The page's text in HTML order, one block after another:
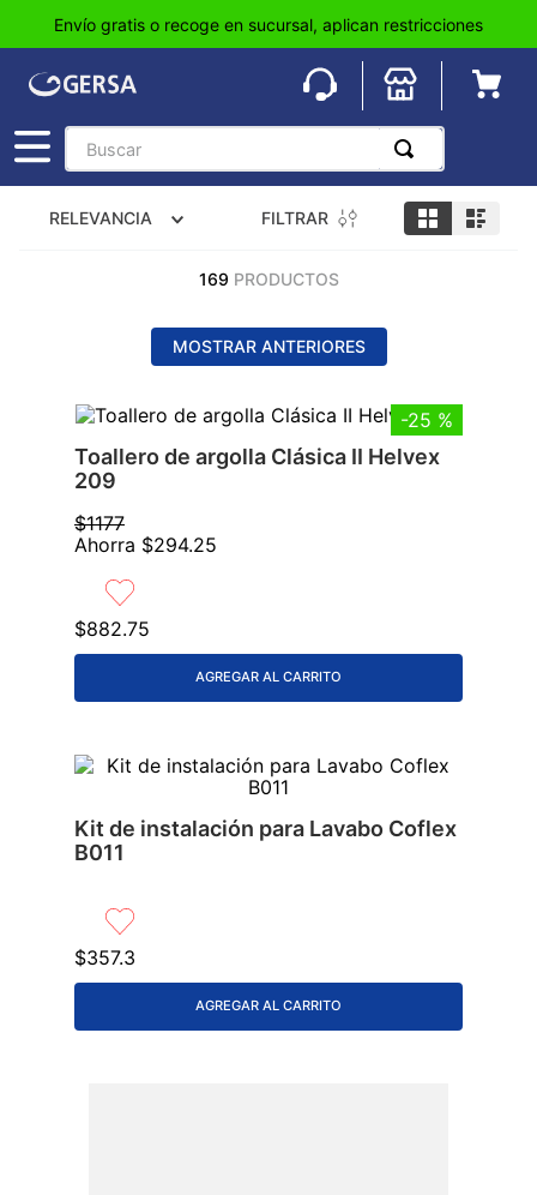
Envío gratis o recoge en sucursal, aplican restricciones
Buscar
RELEVANCIA FILTRAR
169 PRODUCTOS
MOSTRAR ANTERIORES
-25 %
Toallero de argolla Clásica II Helvex
209
$1177
Ahorra $294.25
$882.75
AGREGAR AL CARRITO
Kit de instalación para Lavabo Coflex
B011
$357.3
AGREGAR AL CARRITO
piso
7.
8.